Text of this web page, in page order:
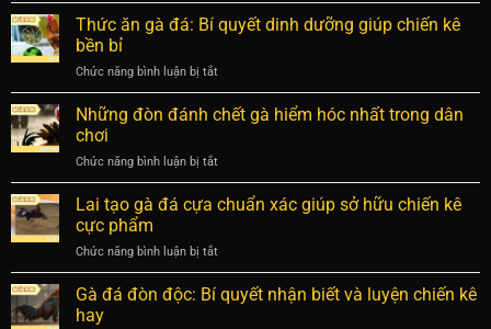
Gà
Thomo
Cần
Biết
gà
ăn
xử
phạt
thế
định
về
xử
Thức ăn gà đá: Bí quyết dinh dưỡng giúp chiến kê
bền bỉ
Chức năng bình luận bị tắtở
Thức
ăn
Bí
quyết
dinh
chiến
kê
bền
Những đòn đánh chết gà hiểm hóc nhất trong dân
chơi
Chức năng bình luận bị tắtở
Những
đòn
gà
hiểm
hóc
Lai tạo gà đá cựa chuẩn xác giúp sở hữu chiến kê
cực phẩm
Chức năng bình luận bị tắtở
Lai
tạo
gà
Gà đá đòn độc: Bí quyết nhận biết và luyện chiến kê
hay